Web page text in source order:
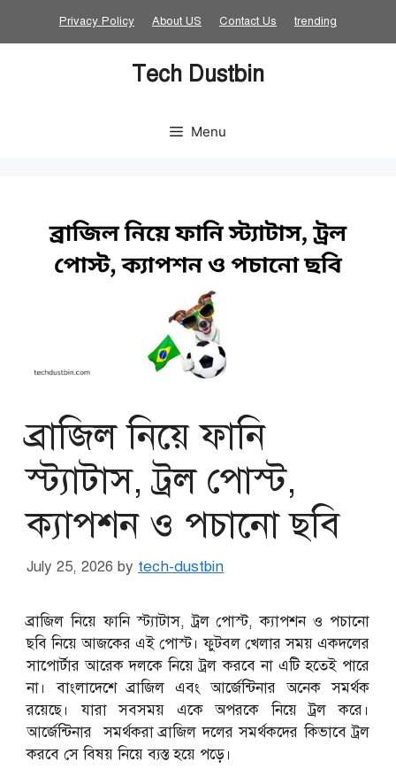
Privacy Policy About US Contact Us trending
Tech Dustbin
Menu
ব্রাজিল নিয়ে ফানি
স্ট্যাটাস, ট্রল পোস্ট,
ক্যাপশন ও পচানো ছবি
July 25, 2026 by tech-dustbin
ব্রাজিল নিয়ে ফানি স্ট্যাটাস, ট্রল পোস্ট, ক্যাপশন ও পচানো
ছবি নিয়ে আজকের এই পোস্ট। ফুটবল খেলার সময় একদলের
সাপোর্টার আরেক দলকে নিয়ে ট্রল করবে না এটি হতেই পারে
না। বাংলাদেশে ব্রাজিল এবং আর্জেন্টিনার অনেক সমর্থক
রয়েছে। যারা সবসময় একে অপরকে নিয়ে ট্রল করে।
আর্জেন্টিনার সমর্থকরা ব্রাজিল দলের সমর্থকদের কিভাবে ট্রল
করবে সে বিষয় নিয়ে ব্যস্ত হয়ে পড়ে।